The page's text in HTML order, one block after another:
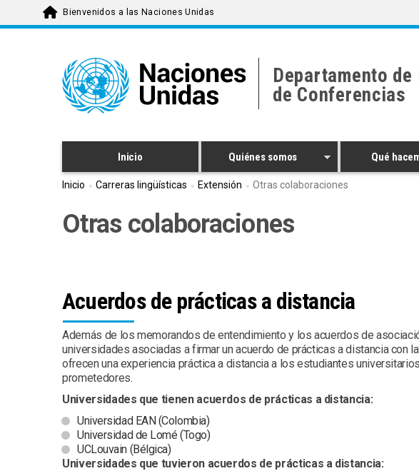
Bienvenidos a las Naciones Unidas
Departamento
de Conferencias
Inicio Quiénes somos Qué
Inicio Carreras lingüísticas Extensión Otras colaboraciones
Otras colaboraciones
Acuerdos de prácticas a distancia
Además de los memorandos de entendimiento y los acuerdos de
universidades asociadas a firmar un acuerdo de prácticas a distancia con
ofrecen una experiencia práctica a distancia a los estudiantes
prometedores.
Universidades que tienen acuerdos de prácticas a distancia:
Universidad EAN (Colombia)
Universidad de Lomé (Togo)
UCLouvain (Bélgica)
Universidades que tuvieron acuerdos de prácticas a distancia: